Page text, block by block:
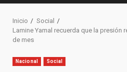
Inicio
Social
Lamine Yamal recuerda que la presión
de mes
Nacional Social